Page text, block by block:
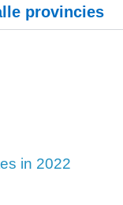
provincies
in 2022